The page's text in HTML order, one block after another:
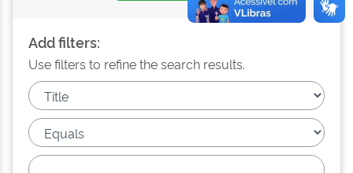
Add filters:
Use filters to refine the search results.